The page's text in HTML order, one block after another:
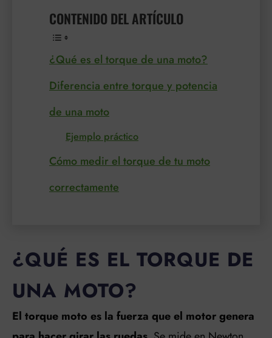
CONTENIDO DEL ARTÍCULO
¿Qué es el torque de una moto?
Diferencia entre torque y potencia
de una moto
Ejemplo práctico
Cómo medir el torque de tu moto
correctamente
¿QUÉ ES EL TORQUE DE
UNA MOTO?
El torque moto es la fuerza que el motor genera